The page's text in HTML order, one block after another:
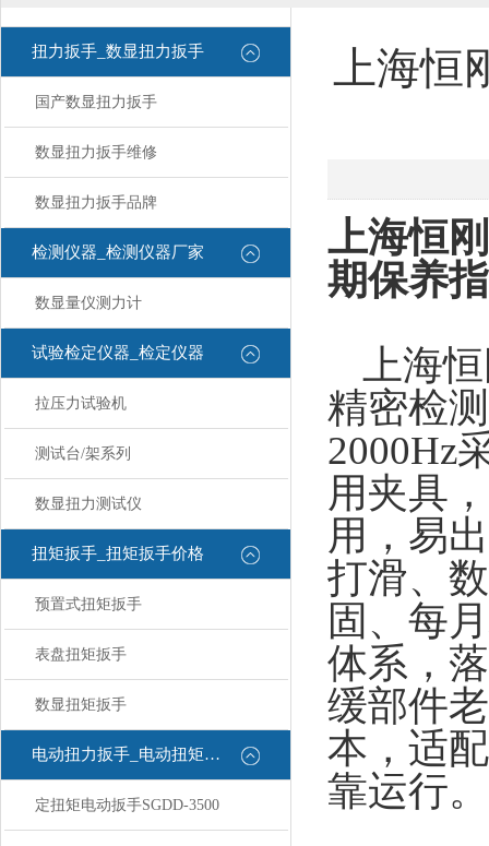
扭力扳手_数显扭力扳手
国产数显扭力扳手
数显扭力扳手维修
数显扭力扳手品牌
检测仪器_检测仪器厂家
数显量仪测力计
试验检定仪器_检定仪器
拉压力试验机
测试台/架系列
数显扭力测试仪
扭矩扳手_扭矩扳手价格
预置式扭矩扳手
表盘扭矩扳手
数显扭矩扳手
电动扭力扳手_电动扭矩扳手
定扭矩电动扳手SGDD-3500
上海恒
上海恒
期保养
上海
精密检
2000Hz
用夹具
用，易
打滑、
固、每
体系，
缓部件
本，适
靠运行。